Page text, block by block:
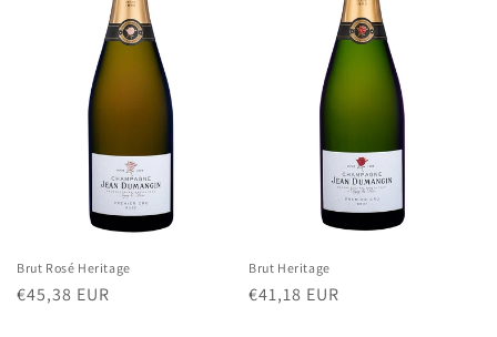
Brut Rosé Heritage
Normaler
€45,38 EUR
Brut Heritage
Normaler
€41,18 EUR